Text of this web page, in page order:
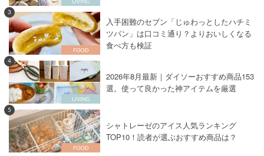
3
入手困難のセブン「じゅわっとしたハチミ
ツパン」は口コミ通り？よりおいしくなる
食べ方も検証
4
2026年8月最新｜ダイソーおすすめ商品153
選。使って良かった神アイテムを厳選
5
シャトレーゼのアイス人気ランキング
TOP10！読者が選ぶおすすめ商品は？